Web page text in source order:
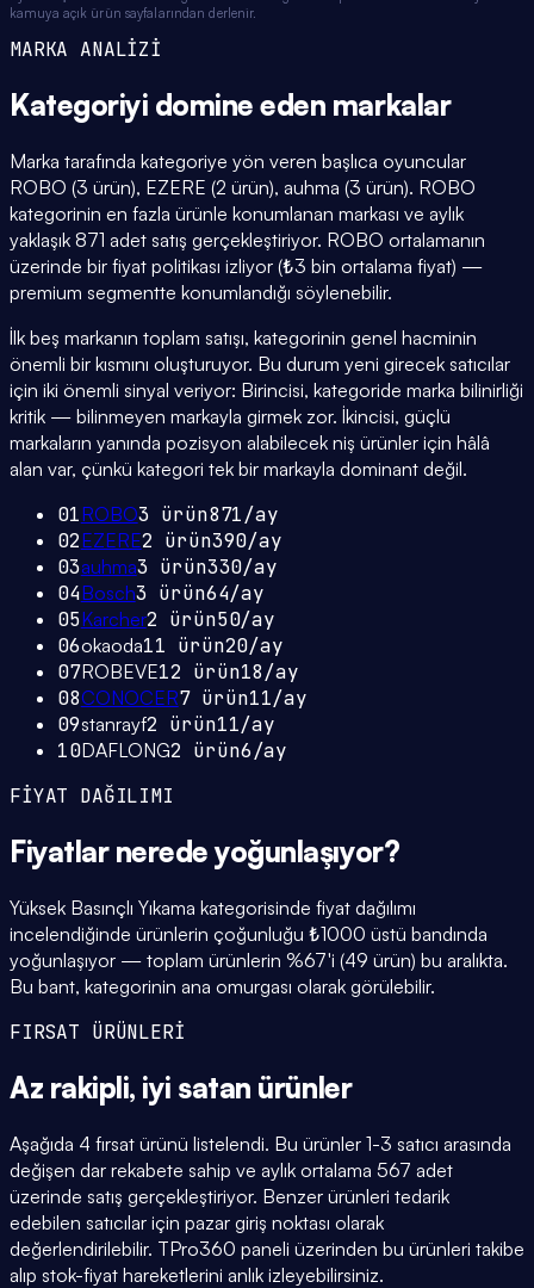
kamuya açık ürün sayfalarından derlenir.
MARKA ANALİZİ
Kategoriyi domine eden markalar
Marka tarafında kategoriye yön veren başlıca oyuncular
ROBO (3 ürün), EZERE (2 ürün), auhma (3 ürün). ROBO
kategorinin en fazla ürünle konumlanan markası ve aylık
yaklaşık 871 adet satış gerçekleştiriyor. ROBO ortalamanın
üzerinde bir fiyat politikası izliyor (₺3 bin ortalama fiyat) —
premium segmentte konumlandığı söylenebilir.
İlk beş markanın toplam satışı, kategorinin genel hacminin
önemli bir kısmını oluşturuyor. Bu durum yeni girecek satıcılar
için iki önemli sinyal veriyor: Birincisi, kategoride marka bilinirliği
kritik — bilinmeyen markayla girmek zor. İkincisi, güçlü
markaların yanında pozisyon alabilecek niş ürünler için hâlâ
alan var, çünkü kategori tek bir markayla dominant değil.
01ROBO3 ürün871/ay
02EZERE2 ürün390/ay
03auhma3 ürün330/ay
04Bosch3 ürün64/ay
05Karcher2 ürün50/ay
06okaoda11 ürün20/ay
07ROBEVE12 ürün18/ay
08CONOCER7ürün11/ay
09stanrayf2 ürün11/ay
10DAFLONG2 ürün6/ay
FİYAT DAĞILIMI
Fiyatlar nerede yoğunlaşıyor?
Yüksek Basınçlı Yıkama kategorisinde fiyat dağılımı
incelendiğinde ürünlerin çoğunluğu ₺1000 üstü bandında
yoğunlaşıyor — toplam ürünlerin %67'i (49 ürün) bu aralıkta.
Bu bant, kategorinin ana omurgası olarak görülebilir.
FIRSAT ÜRÜNLERİ
Az rakipli, iyi satan ürünler
Aşağıda 4 fırsat ürünü listelendi. Bu ürünler 1-3 satıcı arasında
değişen dar rekabete sahip ve aylık ortalama 567 adet
üzerinde satış gerçekleştiriyor. Benzer ürünleri tedarik
edebilen satıcılar için pazar giriş noktası olarak
değerlendirilebilir. TPro360 paneli üzerinden bu ürünleri takibe
alıp stok-fiyat hareketlerini anlık izleyebilirsiniz.